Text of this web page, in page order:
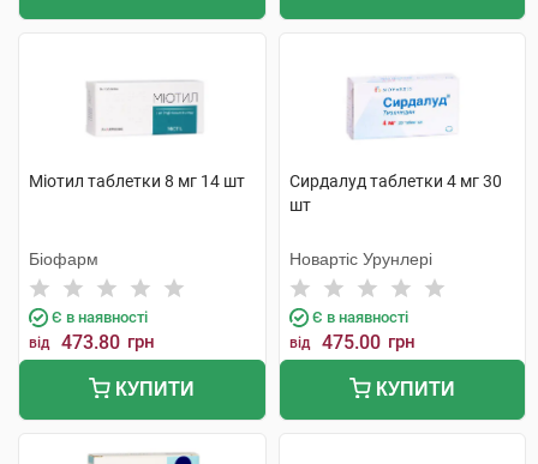
Міотил таблетки 8 мг 14 шт
Біофарм
Є в наявності
від 473.80 грн
КУПИТИ
Сирдалуд таблетки 4 мг 30
шт
Новартіс Урунлері
Є в наявності
від 475.00 грн
КУПИТИ